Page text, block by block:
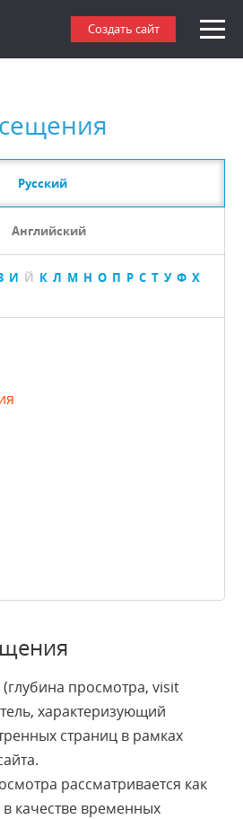
Создать сайт
Русский
Английский
И Й К Л М Н О П Р С Т У Ф Х
просмотра, visit
характеризующий
страниц в рамках
рассматривается как
качестве временных